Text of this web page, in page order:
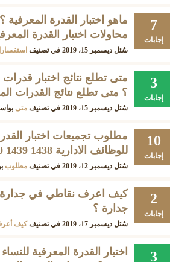
7
إجابات
ماهو اختبار القدرة
محاولات اختبار القدرة
سُئل ديسمبر 15، 2019 في تصنيف
3
إجابات
؟ متى تطلع نتائج القدرات
سُئل ديسمبر 15، 2019 في تصنيف متى
10
إجابات
مطلوب تجميعات اختبار
للوظائف الادارية 1438 1439 1440 1441
سُئل ديسمبر 12، 2019 في تصنيف مطلوب
2
إجابات
كيف اعرف نقاطي في جدارة ؟
جدارة ؟
سُئل ديسمبر 17، 2019 في تصنيفكيف
3